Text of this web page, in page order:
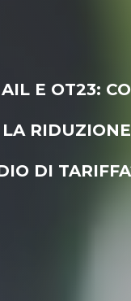
E OT23:
DI